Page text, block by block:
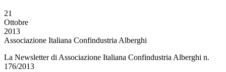
21
Ottobre
2013
Associazione Italiana Confindustria Alberghi
La Newsletter di Associazione Italiana Confindustria Alberghi n.
176/2013